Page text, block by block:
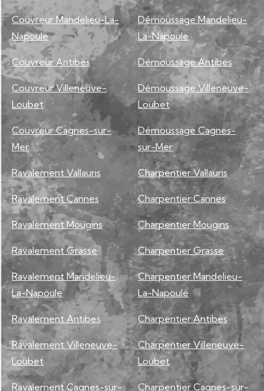
Couvreur Mandelieu-La-
Napoule
Couvreur Antibes
Couvreur Villeneuve-
Loubet
Couvreur Cagnes-sur-
Mer
Ravalement Vallauris
Ravalement Cannes
Ravalement Mougins
Ravalement Grasse
Ravalement Mandelieu-
La-Napoule
Ravalement Antibes
Ravalement Villeneuve-
Loubet
Ravalement Cagnes-sur-
Démoussage Mandelieu-
La-Napoule
Démoussage Antibes
Démoussage Villeneuve-
Loubet
Démoussage Cagnes-
sur-Mer
Charpentier Vallauris
Charpentier Cannes
Charpentier Mougins
Charpentier Grasse
Charpentier Mandelieu-
La-Napoule
Charpentier Antibes
Charpentier Villeneuve-
Loubet
Charpentier Cagnes-sur-